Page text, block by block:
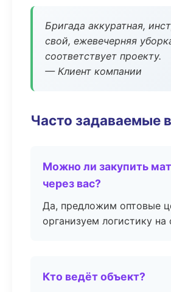
Бригада аккуратная,
свой, ежевечерняя
соответствует проекту.
— Клиент компании
Часто задаваемые
Можно ли закупить
через вас?
Да, предложим оптовые
организуем логистику на
Кто ведёт объект?